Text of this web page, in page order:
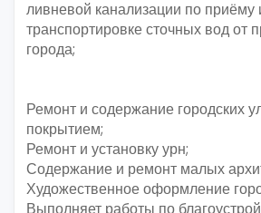
ливневой канализации по приёму
транспортировке сточных вод от
города;
Ремонт и содержание городских
покрытием;
Ремонт и установку урн;
Содержание и ремонт малых
Художественное оформление